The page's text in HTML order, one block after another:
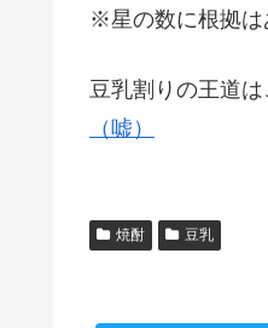
※星の数に根拠は
豆乳割りの王道は
（嘘）
焼酎 豆乳